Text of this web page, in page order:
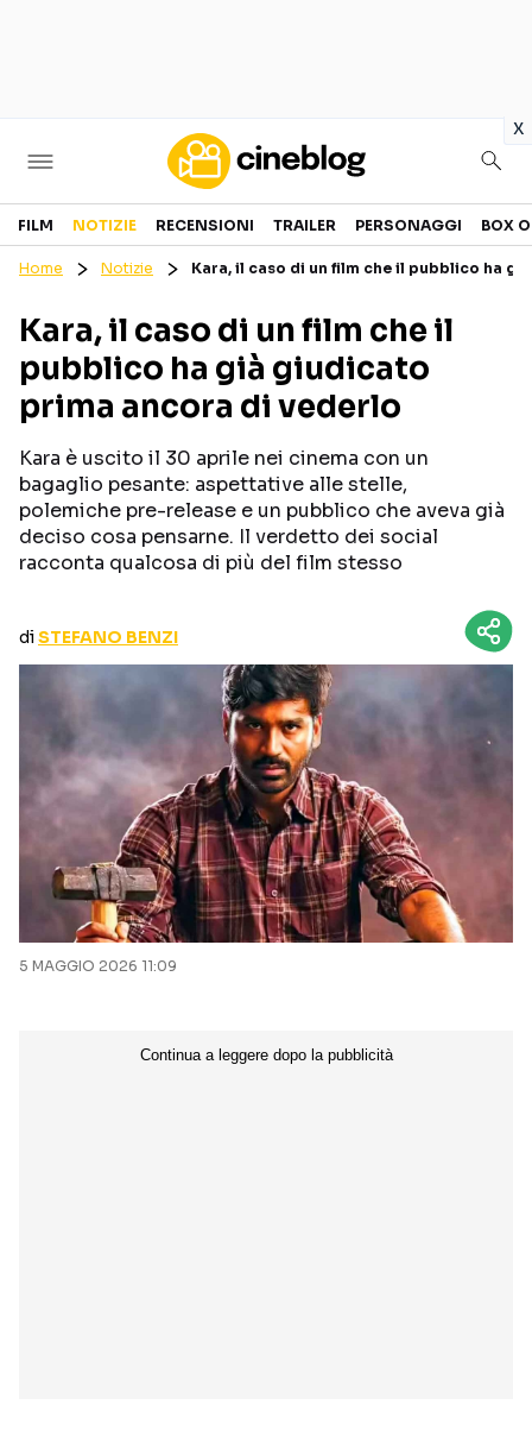
x
Cinema
GENERI
PERSONAGGI
CANALI STREAMING
Categorie
NOTIZIE
CURIOSITÀ
TRAILER
BOX OFFICE
Seguici sui social
FILM NOTIZIE RECENSIONI TRAILER PERSONAGGI BOX
Home Notizie Kara, il caso di un film che il pubblico ha
Kara, il caso di un film che il
pubblico ha già giudicato
prima ancora di vederlo
Kara è uscito il 30 aprile nei cinema con un
bagaglio pesante: aspettative alle stelle,
polemiche pre-release e un pubblico che aveva già
deciso cosa pensarne. Il verdetto dei social
racconta qualcosa di più del film stesso
diSTEFANO BENZI
5 MAGGIO 2026 11:09